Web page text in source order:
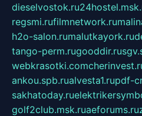
dieselvostok.ru
regsmi.rufilmnetwork.ru
h2o-salon.rumalutkayork.ru
tango-perm.rugooddir.ru
webkrasotki.com
ankou.spb.rualvesta1.rupdf-
sakhatoday.ru
golf2club.msk.ruaeforums.ru